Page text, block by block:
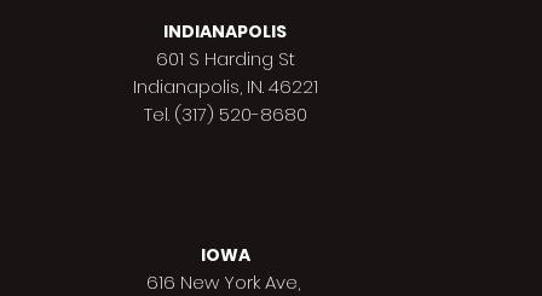
INDIANAPOLIS
601 S Harding St
Indianapolis, IN. 46221
Tel. (317) 520-8680
IOWA
616 New York Ave,